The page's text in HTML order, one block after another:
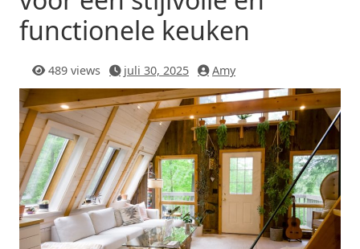
functionele keuken
489 views juli 30, 2025 Amy